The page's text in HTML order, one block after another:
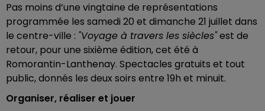
Pas moins d’une vingtaine de représentations
programmée les samedi 20 et dimanche 21 juillet dans
le centre-ville : "Voyage à travers les siècles"est de
retour, pour une sixième édition, cet été à
Romorantin-Lanthenay. Spectacles gratuits et tout
public, donnés les deux soirs entre 19h et minuit.
Organiser, réaliser et jouer